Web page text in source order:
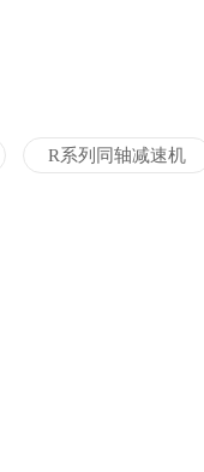
R系列同轴减速机